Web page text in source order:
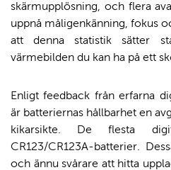
skärmupplösning, och flera
uppnå måligenkänning, fokus
att denna statistik sätter
värmebilden du kan ha på ett
Enligt feedback från erfarna
är batteriernas hållbarhet en
kikarsikte. De flesta
CR123/CR123A-batterier.
och ännu svårare att hitta